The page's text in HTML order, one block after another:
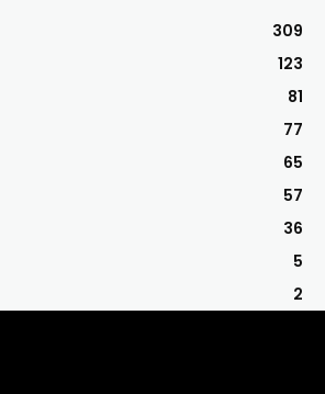
309
123
81
77
65
57
36
5
2